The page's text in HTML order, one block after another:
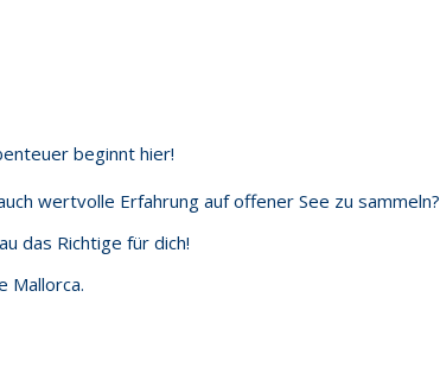
beginnt hier!
wertvolle Erfahrung auf offener See zu sammeln?
das Richtige für dich!
Mallorca.